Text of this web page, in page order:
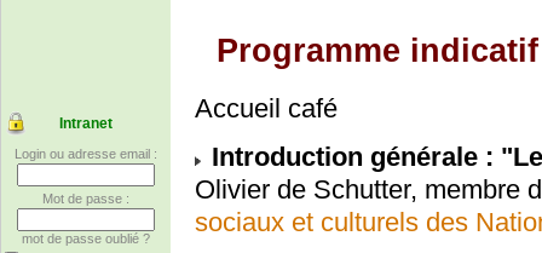
Intranet
Login ou adresse email :
Mot de passe :
mot de passe oublié ?
Programme indicatif
Accueil café
Introduction générale :
Olivier de Schutter, membre
sociaux et culturels des